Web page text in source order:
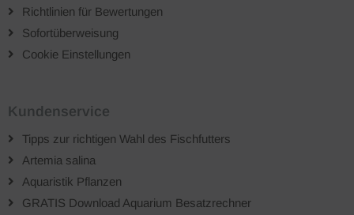
Richtlinien für Bewertungen
Sofortüberweisung
Cookie Einstellungen
Kundenservice
Tipps zur richtigen Wahl des Fischfutters
Artemia salina
Aquaristik Pflanzen
GRATIS Download Aquarium Besatzrechner